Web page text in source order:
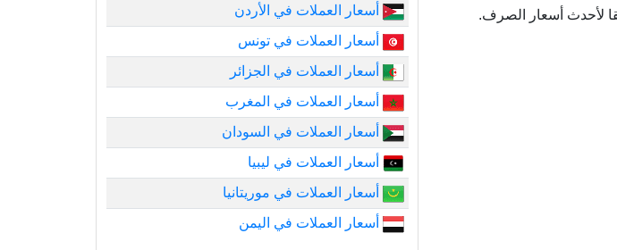
أسعار العملات في الأردن
أسعار العملات في تونس
أسعار العملات في الجزائر
أسعار العملات في المغرب
أسعار العملات في السودان
أسعار العملات في ليبيا
أسعار العملات في موريتانيا
أسعار العملات في اليمن